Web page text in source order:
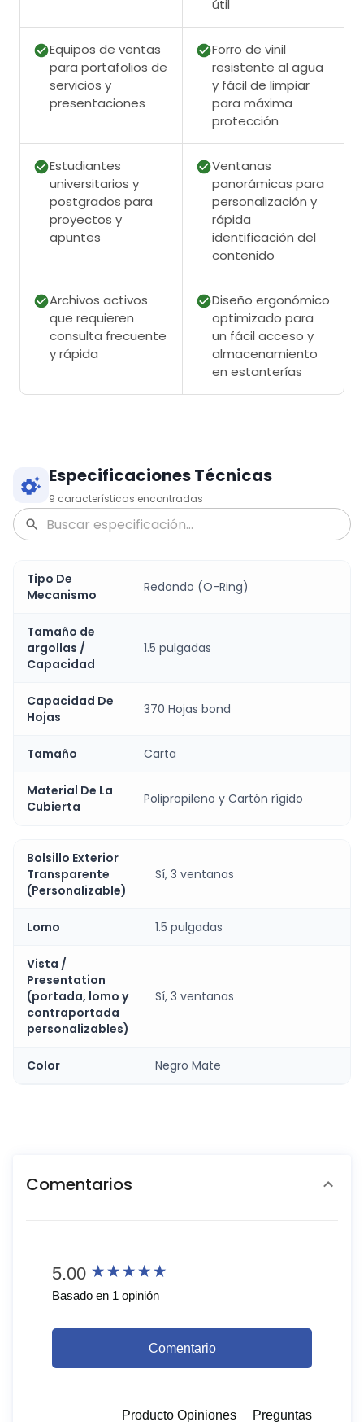
útil
Equipos de ventas
para portafolios de
servicios y
presentaciones
Forro de vinil
resistente al agua
y fácil de limpiar
para máxima
protección
Estudiantes
universitarios y
postgrados para
proyectos y
apuntes
Ventanas
panorámicas para
personalización y
rápida
identificación del
contenido
Archivos activos
que requieren
consulta frecuente
y rápida
Diseño ergonómico
optimizado para
un fácil acceso y
almacenamiento
en estanterías
Especificaciones Técnicas
9 características encontradas
Tipo De
Mecanismo
Redondo (O-Ring)
Tamaño de
argollas /
Capacidad
1.5 pulgadas
Capacidad De
Hojas
370 Hojas bond
Tamaño Carta
Material De La
Cubierta
Polipropileno y Cartón rígido
Bolsillo Exterior
Transparente
(Personalizable)
Sí, 3 ventanas
Lomo 1.5 pulgadas
Vista /
Presentation
(portada, lomo y
contraportada
personalizables)
Sí, 3 ventanas
Color Negro Mate
Comentarios
5.00
Basado en 1 opinión
Comentario
Producto Opiniones Preguntas
New content loaded